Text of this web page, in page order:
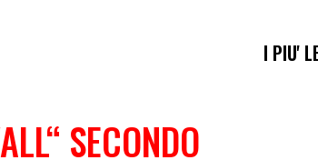
SECONDO
I PIU'